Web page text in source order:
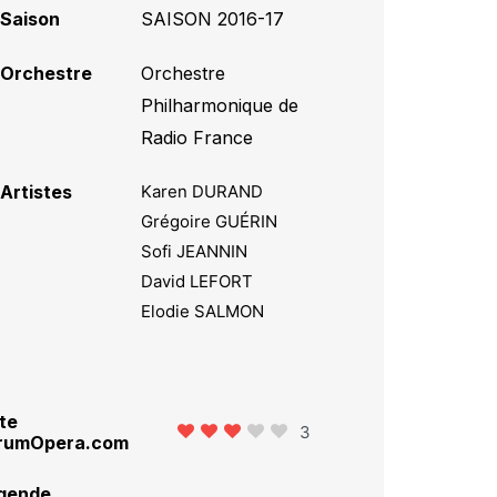
Saison SAISON 2016-17
Orchestre
Orchestre
Philharmonique de
Radio France
Artistes
Karen DURAND
Grégoire GUÉRIN
Sofi JEANNIN
David LEFORT
Elodie SALMON
3